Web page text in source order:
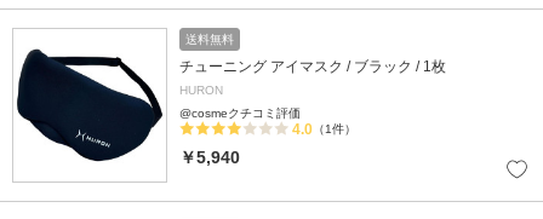
送料無料
チューニング アイマスク / ブラック / 1枚
HURON
@cosmeクチコミ評価
4.0 （1件）
￥5,940